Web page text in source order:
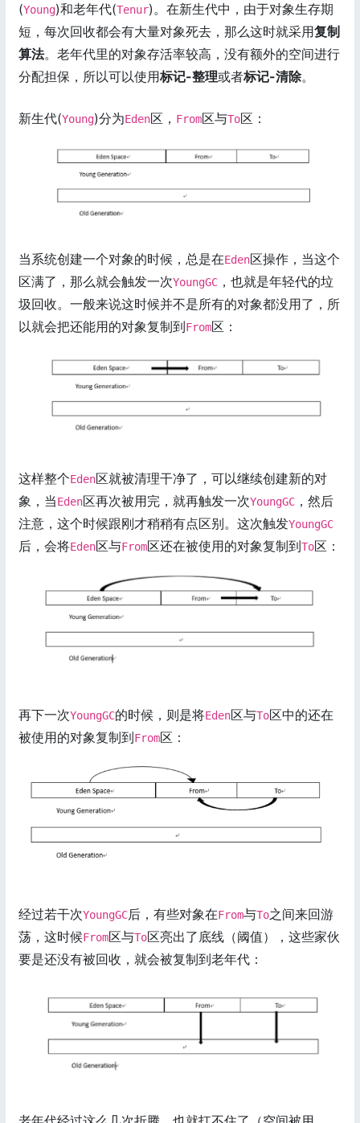
(Young)和老年代(Tenur)。在新生代中，由于对象生存期
短，每次回收都会有大量对象死去，那么这时就采用复制
算法。老年代里的对象存活率较高，没有额外的空间进行
分配担保，所以可以使用标记-整理或者标记-清除。
新生代(Young)分为Eden区， From区与To区：
当系统创建一个对象的时候，总是在Eden区操作，当这个
区满了，那么就会触发一次YoungGC ，也就是年轻代的垃
圾回收。一般来说这时候并不是所有的对象都没用了，所
以就会把还能用的对象复制到From区：
这样整个Eden区就被清理干净了，可以继续创建新的对
象，当Eden区再次被用完，就再触发一次YoungGC ，然后
注意，这个时候跟刚才稍稍有点区别。这次触发YoungGC
后，会将Eden区与From区还在被使用的对象复制到To区：
再下一次YoungGC的时候，则是将Eden区与To区中的还在
被使用的对象复制到From区：
经过若干次YoungGC后，有些对象在From与To之间来回游
荡，这时候From区与To区亮出了底线（阈值），这些家伙
要是还没有被回收，就会被复制到老年代：